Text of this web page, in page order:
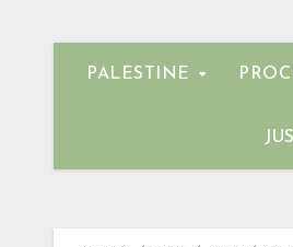
PALESTINE